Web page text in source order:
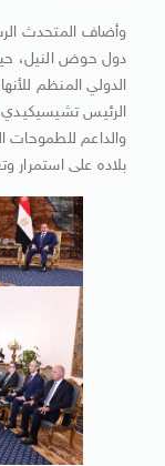
وأضاف المتحدث
دول حوض النيل،
الدولي المنظم
الرئيس
والداعم
بلاده على استمرار